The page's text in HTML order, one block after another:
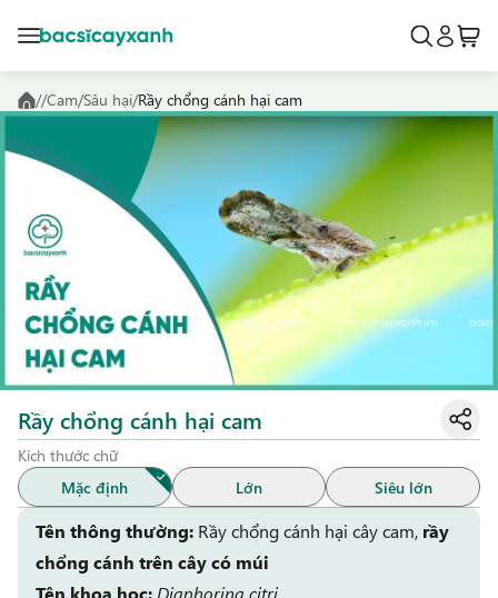
//Cam/Sâu hại/Rầy chổng cánh hại cam
Rầy chổng cánh hại cam
Kích thước chữ
Mặc định
Lớn Siêu lớn
Tên thông thường: Rầy chổng cánh hại cây cam, rầy
chổng cánh trên cây có múi